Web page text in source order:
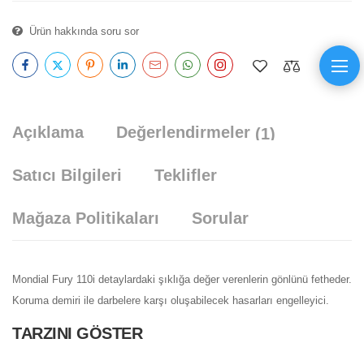
Ürün hakkında soru sor
Açıklama Değerlendirmeler (1)
Satıcı Bilgileri Teklifler
Mağaza Politikaları Sorular
Mondial Fury 110i detaylardaki şıklığa değer verenlerin gönlünü fetheder.
Koruma demiri ile darbelere karşı oluşabilecek hasarları engelleyici.
TARZINI GÖSTER